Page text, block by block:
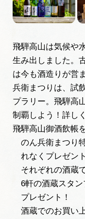
旅の予約
インフォメー
ぎふ旅レポー
早わかり岐阜
買い物・お土
体験予約サイ
岐阜県アウト
岐阜県まる
飛騨高山は気候や
生み出しました。
は今も酒造りが営
兵衛まつりは、試
プラリー。飛騨高
制覇しよう！詳し
飛騨高山御酒飲帳
のん兵衛まつり
れなくプレゼン
それぞれの酒蔵
6軒の酒蔵スタ
プレゼント！
酒蔵でのお買い